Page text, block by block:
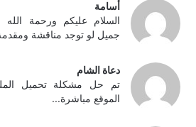
أسامة
السلام عليكم ورحمة الله
جميل لو توجد مناقشة
دعاة الشام
تم حل مشكلة تحميل
الموقع مباشرة...